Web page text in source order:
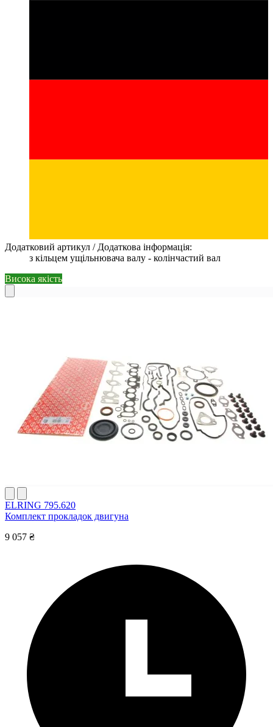
Додатковий артикул / Додаткова інформація:
з кільцем ущільнювача валу - колінчастий вал
Висока якість
ELRING 795.620
Комплект прокладок двигуна
9 057 ₴